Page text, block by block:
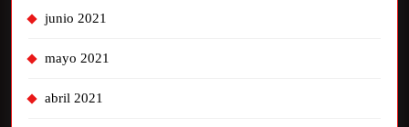
junio 2021
mayo 2021
abril 2021